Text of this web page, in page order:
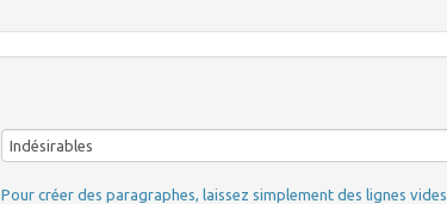
Pour créer des paragraphes, laissez simplement des lignes vides.